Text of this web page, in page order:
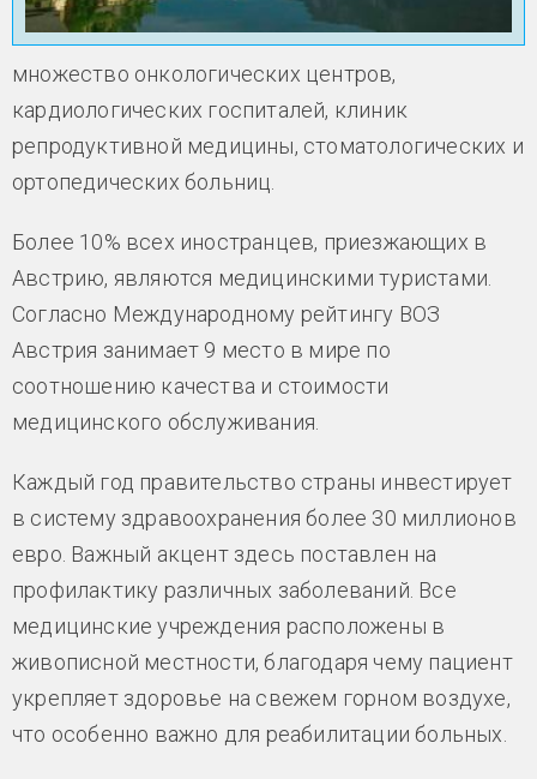
множество онкологических центров,
кардиологических госпиталей, клиник
репродуктивной медицины, стоматологических и
ортопедических больниц.
Более 10% всех иностранцев, приезжающих в
Австрию, являются медицинскими туристами.
Согласно Международному рейтингу ВОЗ
Австрия занимает 9 место в мире по
соотношению качества и стоимости
медицинского обслуживания.
Каждый год правительство страны инвестирует
в систему здравоохранения более 30 миллионов
евро. Важный акцент здесь поставлен на
профилактику различных заболеваний. Все
медицинские учреждения расположены в
живописной местности, благодаря чему пациент
укрепляет здоровье на свежем горном воздухе,
что особенно важно для реабилитации больных.